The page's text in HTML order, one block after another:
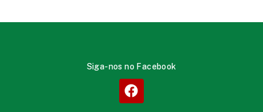
Siga-nos no Facebook